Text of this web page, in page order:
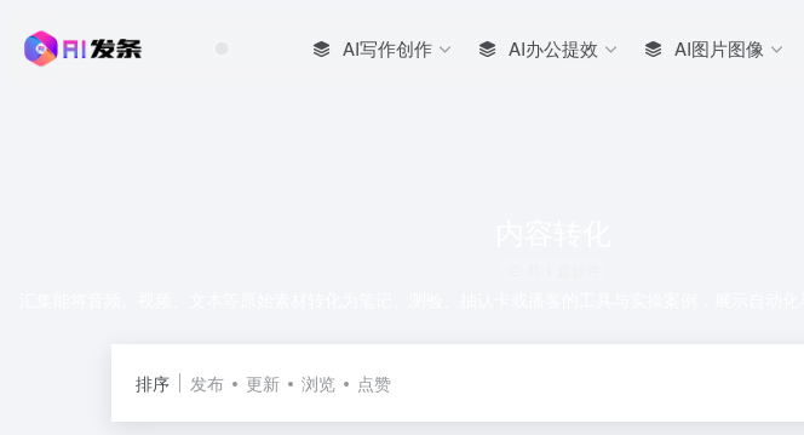
AI写作创作 AI办公提效 AI图片图像
排序 发布 更新 浏览 点赞